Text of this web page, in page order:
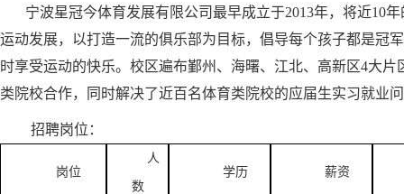
宁波星冠今体育发展有限公司最早成立于2013年，将近10
运动发展，以打造一流的俱乐部为目标，倡导每个孩子都是冠
时享受运动的快乐。 校区遍布鄞州、海曙、江北、高新区4大片
类院校合作，同时解决了近百名体育类院校的应届生实习就业
招聘岗位：
岗位
人
数
学历 薪资